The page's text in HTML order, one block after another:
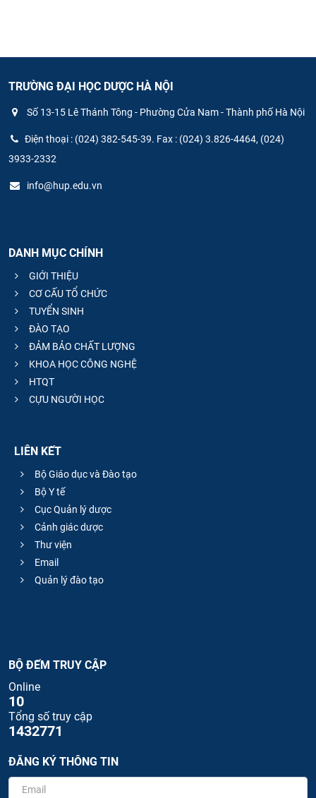
TRƯỜNG ĐẠI HỌC DƯỢC HÀ NỘI
Số 13-15 Lê Thánh Tông - Phường Cửa Nam - Thành phố Hà Nội
Điện thoại : (024) 382-545-39. Fax : (024) 3.826-4464, (024)
3933-2332
info@hup.edu.vn
DANH MỤC CHÍNH
GIỚI THIỆU
CƠ CẤU TỔ CHỨC
TUYỂN SINH
ĐÀO TẠO
ĐẢM BẢO CHẤT LƯỢNG
KHOA HỌC CÔNG NGHỆ
HTQT
CỰU NGƯỜI HỌC
LIÊN KẾT
Bộ Giáo dục và Đào tạo
Bộ Y tế
Cục Quản lý dược
Cảnh giác dược
Thư viện
Email
Quản lý đào tạo
BỘ ĐẾM TRUY CẬP
Online
10
Tổng số truy cập
1432771
ĐĂNG KÝ THÔNG TIN